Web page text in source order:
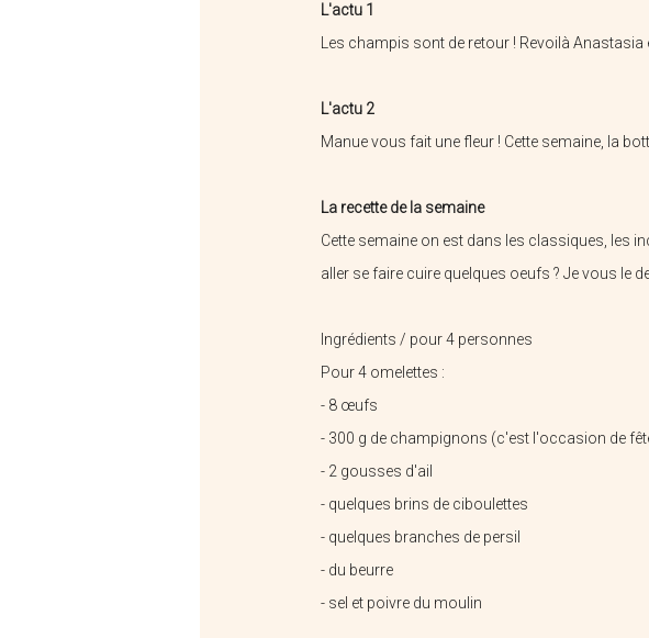
Sas Laits Fromagers Du...
L'actu 1
Les champis sont de retour ! Revoilà
L'actu 2
Manue vous fait une fleur ! Cette semaine, la
La recette de la semaine
Cette semaine on est dans les classiques, les
aller se faire cuire quelques oeufs ? Je vous le
Ingrédients / pour 4 personnes
Pour 4 omelettes :
- 8 œufs
- 300 g de champignons (c'est l'occasion de
- 2 gousses d'ail
- quelques brins de ciboulettes
- quelques branches de persil
- du beurre
- sel et poivre du moulin